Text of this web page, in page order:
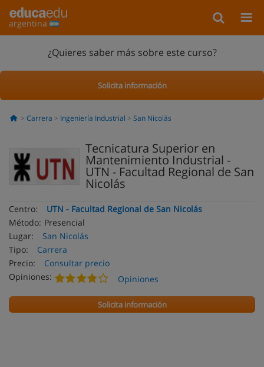
argentina
¿Quieres saber más sobre este curso?
Solicita información
Carrera Ingeniería Industrial San Nicolás
Tecnicatura Superior en
Mantenimiento Industrial -
UTN - Facultad Regional de San
Nicolás
Centro:
UTN - Facultad Regional de San Nicolás
Método: Presencial
Lugar:
San Nicolás
Tipo:
Carrera
Precio:
Consultar precio
Opiniones:
Opiniones
Solicita información